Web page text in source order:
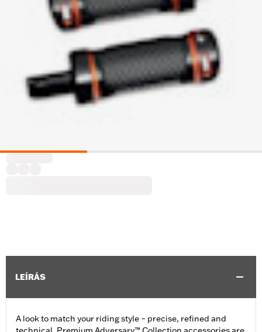
LEÍRÁS
A look to match your riding style – precise, refined and